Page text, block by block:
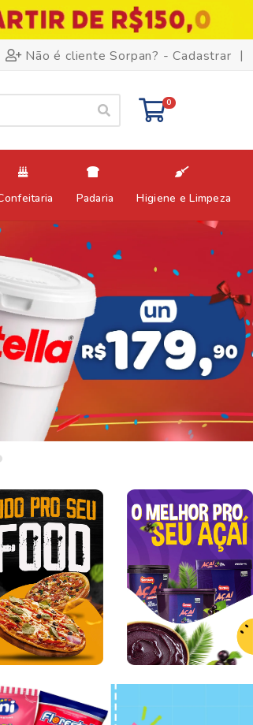
Não é cliente Sorpan? - Cadastrar |
0
Padaria Higiene e Limpeza